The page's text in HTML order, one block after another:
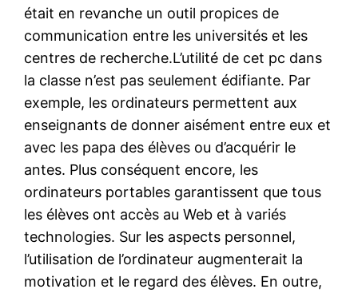
était en revanche un outil propices de
communication entre les universités et les
centres de recherche.L’utilité de cet pc dans
la classe n’est pas seulement édifiante. Par
exemple, les ordinateurs permettent aux
enseignants de donner aisément entre eux et
avec les papa des élèves ou d’acquérir le
antes. Plus conséquent encore, les
ordinateurs portables garantissent que tous
les élèves ont accès au Web et à variés
technologies. Sur les aspects personnel,
l’utilisation de l’ordinateur augmenterait la
motivation et le regard des élèves. En outre,